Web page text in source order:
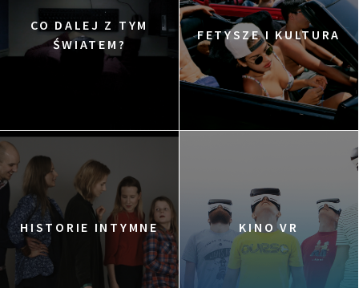
CO DALEJ Z TYM
ŚWIATEM?
FETYSZE I KULTURA
HISTORIE INTYMNE KINO VR